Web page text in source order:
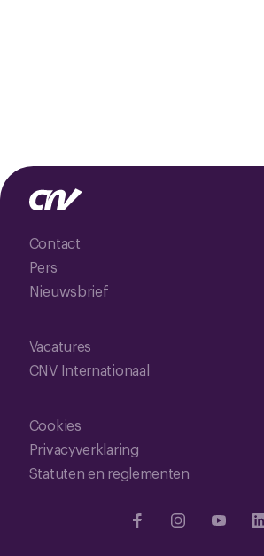
Contact
Pers
Nieuwsbrief
Vacatures
CNV Internationaal
Cookies
Privacyverklaring
Statuten en reglementen